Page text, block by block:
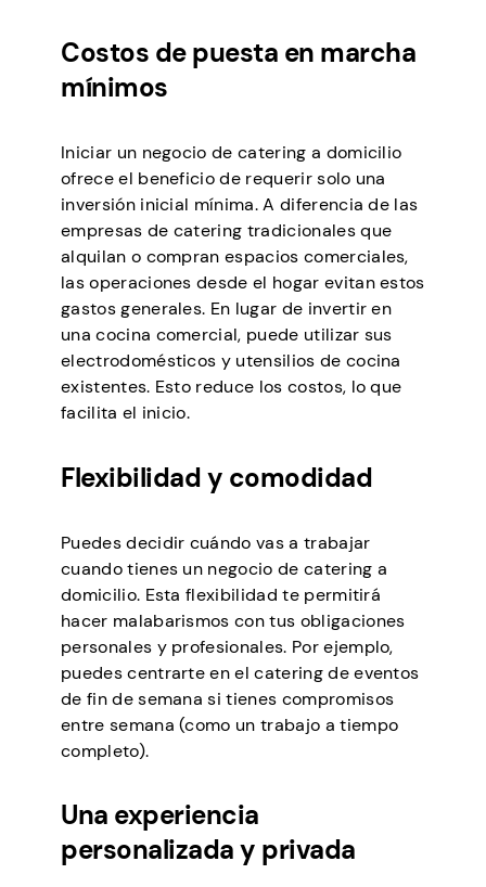
Costos de puesta en marcha
mínimos
Iniciar un negocio de catering a domicilio
ofrece el beneficio de requerir solo una
inversión inicial mínima. A diferencia de las
empresas de catering tradicionales que
alquilan o compran espacios comerciales,
las operaciones desde el hogar evitan estos
gastos generales. En lugar de invertir en
una cocina comercial, puede utilizar sus
electrodomésticos y utensilios de cocina
existentes. Esto reduce los costos, lo que
facilita el inicio.
Flexibilidad y comodidad
Puedes decidir cuándo vas a trabajar
cuando tienes un negocio de catering a
domicilio. Esta flexibilidad te permitirá
hacer malabarismos con tus obligaciones
personales y profesionales. Por ejemplo,
puedes centrarte en el catering de eventos
de fin de semana si tienes compromisos
entre semana (como un trabajo a tiempo
completo).
Una experiencia
personalizada y privada